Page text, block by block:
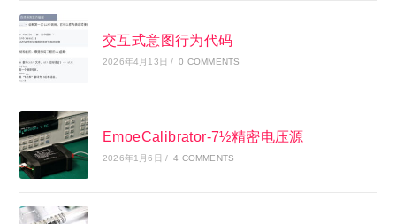
交互式意图行为代码
2026年4月13日 / 0 COMMENTS
EmoeCalibrator-7½精密电压源
2026年1月6日 / 4 COMMENTS